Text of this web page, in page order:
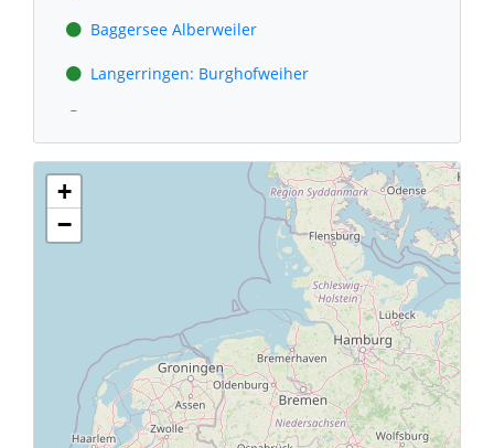
Baggersee Alberweiler
Langerringen: Burghofweiher
Oberottmarshausen: Baggerseen Römersee
Kleinostheim: westliche Weiher
Amberg: Kartbahnweiher
Rothenburg-Tauber: Lindleinsee
Dinkelsbühl: Gaisweiher
Reichmannsdorf: Großer Mühlsee
+
−